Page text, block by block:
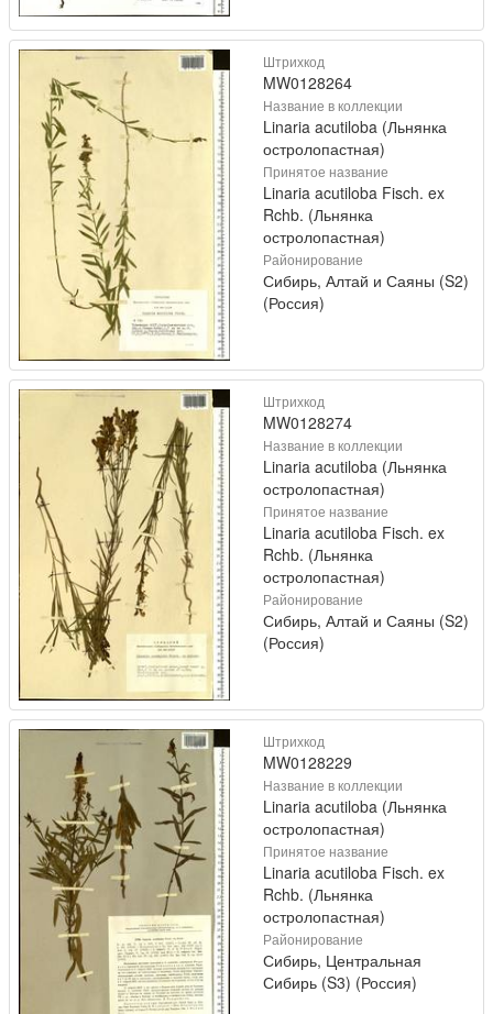
Штрихкод
MW0128264
Название в коллекции
Linaria acutiloba (Льнянка
остролопастная)
Принятое название
Linaria acutiloba Fisch. ex
Rchb. (Льнянка
остролопастная)
Районирование
Сибирь, Алтай и Саяны (S2)
(Россия)
Штрихкод
MW0128274
Название в коллекции
Linaria acutiloba (Льнянка
остролопастная)
Принятое название
Linaria acutiloba Fisch. ex
Rchb. (Льнянка
остролопастная)
Районирование
Сибирь, Алтай и Саяны (S2)
(Россия)
Штрихкод
MW0128229
Название в коллекции
Linaria acutiloba (Льнянка
остролопастная)
Принятое название
Linaria acutiloba Fisch. ex
Rchb. (Льнянка
остролопастная)
Районирование
Сибирь, Центральная
Сибирь (S3) (Россия)